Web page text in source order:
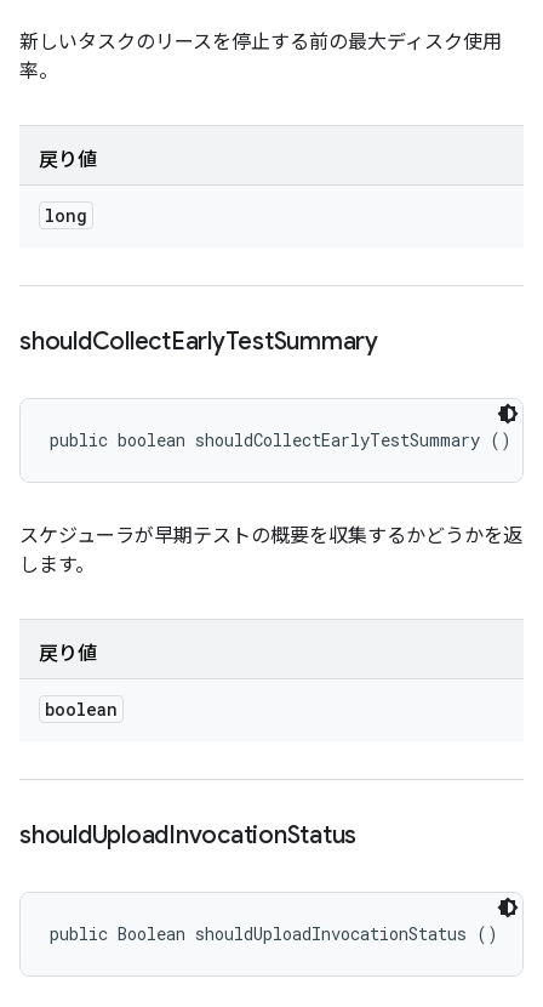
新しいタスクのリースを停止する前の最大ディスク使用
率。
戻り値
long
shouldCollectEarlyTestSummary
public boolean shouldCollectEarlyTestSummary ()
スケジューラが早期テストの概要を収集するかどうかを返
します。
戻り値
boolean
shouldUploadInvocationStatus
public Boolean shouldUploadInvocationStatus ()